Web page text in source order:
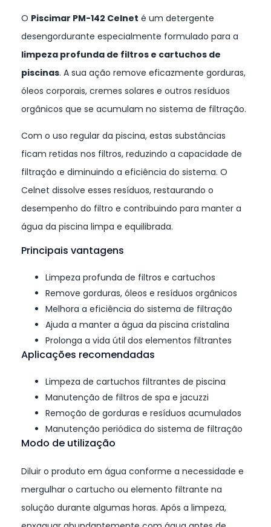
O Piscimar PM-142 Celnet é um detergente
desengordurante especialmente formulado para a
limpeza profunda de filtros e cartuchos de
piscinas. A sua ação remove eficazmente gorduras,
óleos corporais, cremes solares e outros resíduos
orgânicos que se acumulam no sistema de filtração.
Com o uso regular da piscina, estas substâncias
ficam retidas nos filtros, reduzindo a capacidade de
filtração e diminuindo a eficiência do sistema. O
Celnet dissolve esses resíduos, restaurando o
desempenho do filtro e contribuindo para manter a
água da piscina limpa e equilibrada.
Principais vantagens
Limpeza profunda de filtros e cartuchos
Remove gorduras, óleos e resíduos orgânicos
Melhora a eficiência do sistema de filtração
Ajuda a manter a água da piscina cristalina
Prolonga a vida útil dos elementos filtrantes
Aplicações recomendadas
Limpeza de cartuchos filtrantes de piscina
Manutenção de filtros de spa e jacuzzi
Remoção de gorduras e resíduos acumulados
Manutenção periódica do sistema de filtração
Modo de utilização
Diluir o produto em água conforme a necessidade e
mergulhar o cartucho ou elemento filtrante na
solução durante algumas horas. Após a limpeza,